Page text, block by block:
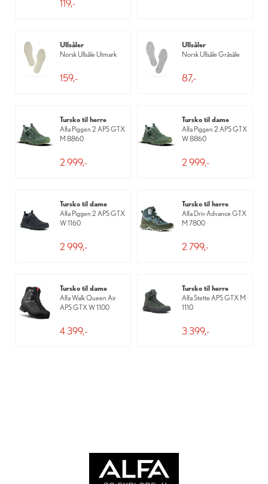
119,-
Ullsåler
Norsk Ullsåle Utmark
159,-
Ullsåler
Norsk Ullsåle Gråsåle
87,-
Tursko til herre
Alfa Piggen 2 APS GTX
M 8860
2 999,-
Tursko til dame
Alfa Piggen 2 APS GTX
W 8860
2 999,-
Tursko til dame
Alfa Piggen 2 APS GTX
W 1160
2 999,-
Tursko til herre
Alfa Driv Advance GTX
M 7800
2 799,-
Tursko til dame
Alfa Walk Queen Air
APS GTX W 1100
4 399,-
Tursko til herre
Alfa Stette APS GTX M
1110
3 399,-